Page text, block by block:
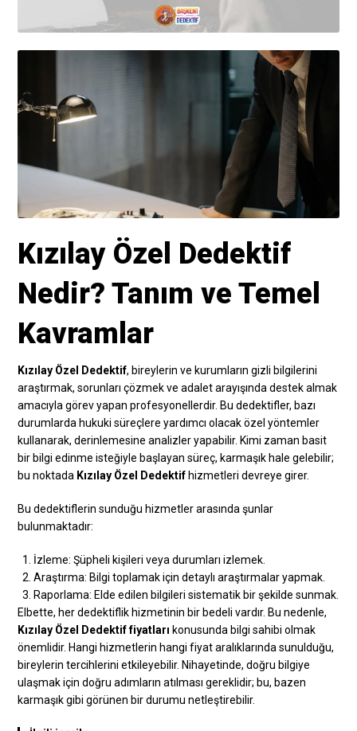
Kızılay Özel Dedektif
Nedir? Tanım ve Temel
Kavramlar
Kızılay Özel Dedektif, bireylerin ve kurumların gizli bilgilerini
araştırmak, sorunları çözmek ve adalet arayışında destek almak
amacıyla görev yapan profesyonellerdir. Bu dedektifler, bazı
durumlarda hukuki süreçlere yardımcı olacak özel yöntemler
kullanarak, derinlemesine analizler yapabilir. Kimi zaman basit
bir bilgi edinme isteğiyle başlayan süreç, karmaşık hale gelebilir;
bu noktada Kızılay Özel Dedektif hizmetleri devreye girer.
Bu dedektiflerin sunduğu hizmetler arasında şunlar
bulunmaktadır:
İzleme: Şüpheli kişileri veya durumları izlemek.
Araştırma: Bilgi toplamak için detaylı araştırmalar yapmak.
Raporlama: Elde edilen bilgileri sistematik bir şekilde sunmak.
Elbette, her dedektiflik hizmetinin bir bedeli vardır. Bu nedenle,
Kızılay Özel Dedektif fiyatları konusunda bilgi sahibi olmak
önemlidir. Hangi hizmetlerin hangi fiyat aralıklarında sunulduğu,
bireylerin tercihlerini etkileyebilir. Nihayetinde, doğru bilgiye
ulaşmak için doğru adımların atılması gereklidir; bu, bazen
karmaşık gibi görünen bir durumu netleştirebilir.